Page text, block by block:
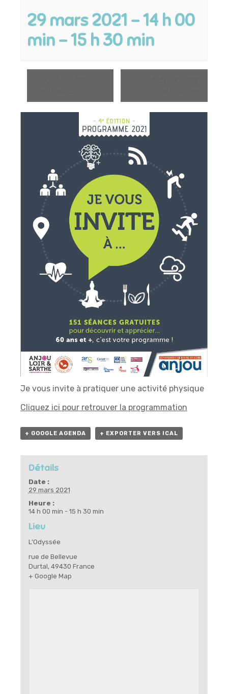
29 mars 2021 - 14 h 00
min-15 h 30 min
Je vous invite à pratiquer une activité physique
Cliquez ici pour retrouver la programmation
+ GOOGLE AGENDA + EXPORTER VERS ICAL
Détails
Date :
29 mars 2021
Heure :
14 h 00 min - 15 h 30 min
Lieu
L’Odyssée
rue de Bellevue
Durtal, 49430 France
+ Google Map